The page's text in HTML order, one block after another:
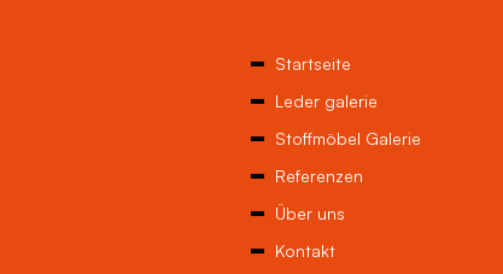
Startseite
Leder galerie
Stoffmöbel Galerie
Referenzen
Über uns
Kontakt